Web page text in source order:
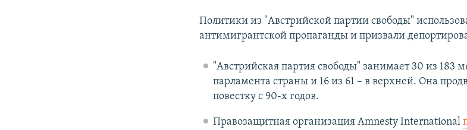
Политики из "Австрийской партии свободы"
антимигрантской пропаганды и призвали
"Австрийская партия свободы" занимает 30 из 183
парламента страны и 16 из 61 – в верхней. Она
повестку с 90-х годов.
Правозащитная организация Amnesty International